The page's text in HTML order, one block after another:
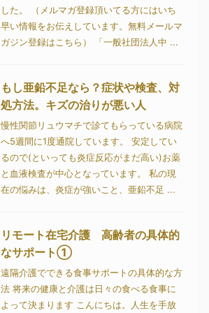
した。 （メルマガ登録頂いてる方にはいち
早い情報をお伝えしています。無料メールマ
ガジン登録はこちら） 「一般社団法人中 ...
もし亜鉛不足なら？症状や検査、対
処方法。キズの治りが悪い人
慢性関節リュウマチで診てもらっている病院
へ5週間に1度通院しています。 安定してい
るので(といっても炎症反応がまだ高い)お薬
と血液検査が中心となっています。 私の現
在の悩みは、炎症が強いこと、亜鉛不足 ...
リモート在宅介護 高齢者の具体的
なサポート①
遠隔介護でできる食事サポートの具体的な方
法 将来の健康と介護は日々の食べる食事に
よって決まります こんにちは。人生を手放